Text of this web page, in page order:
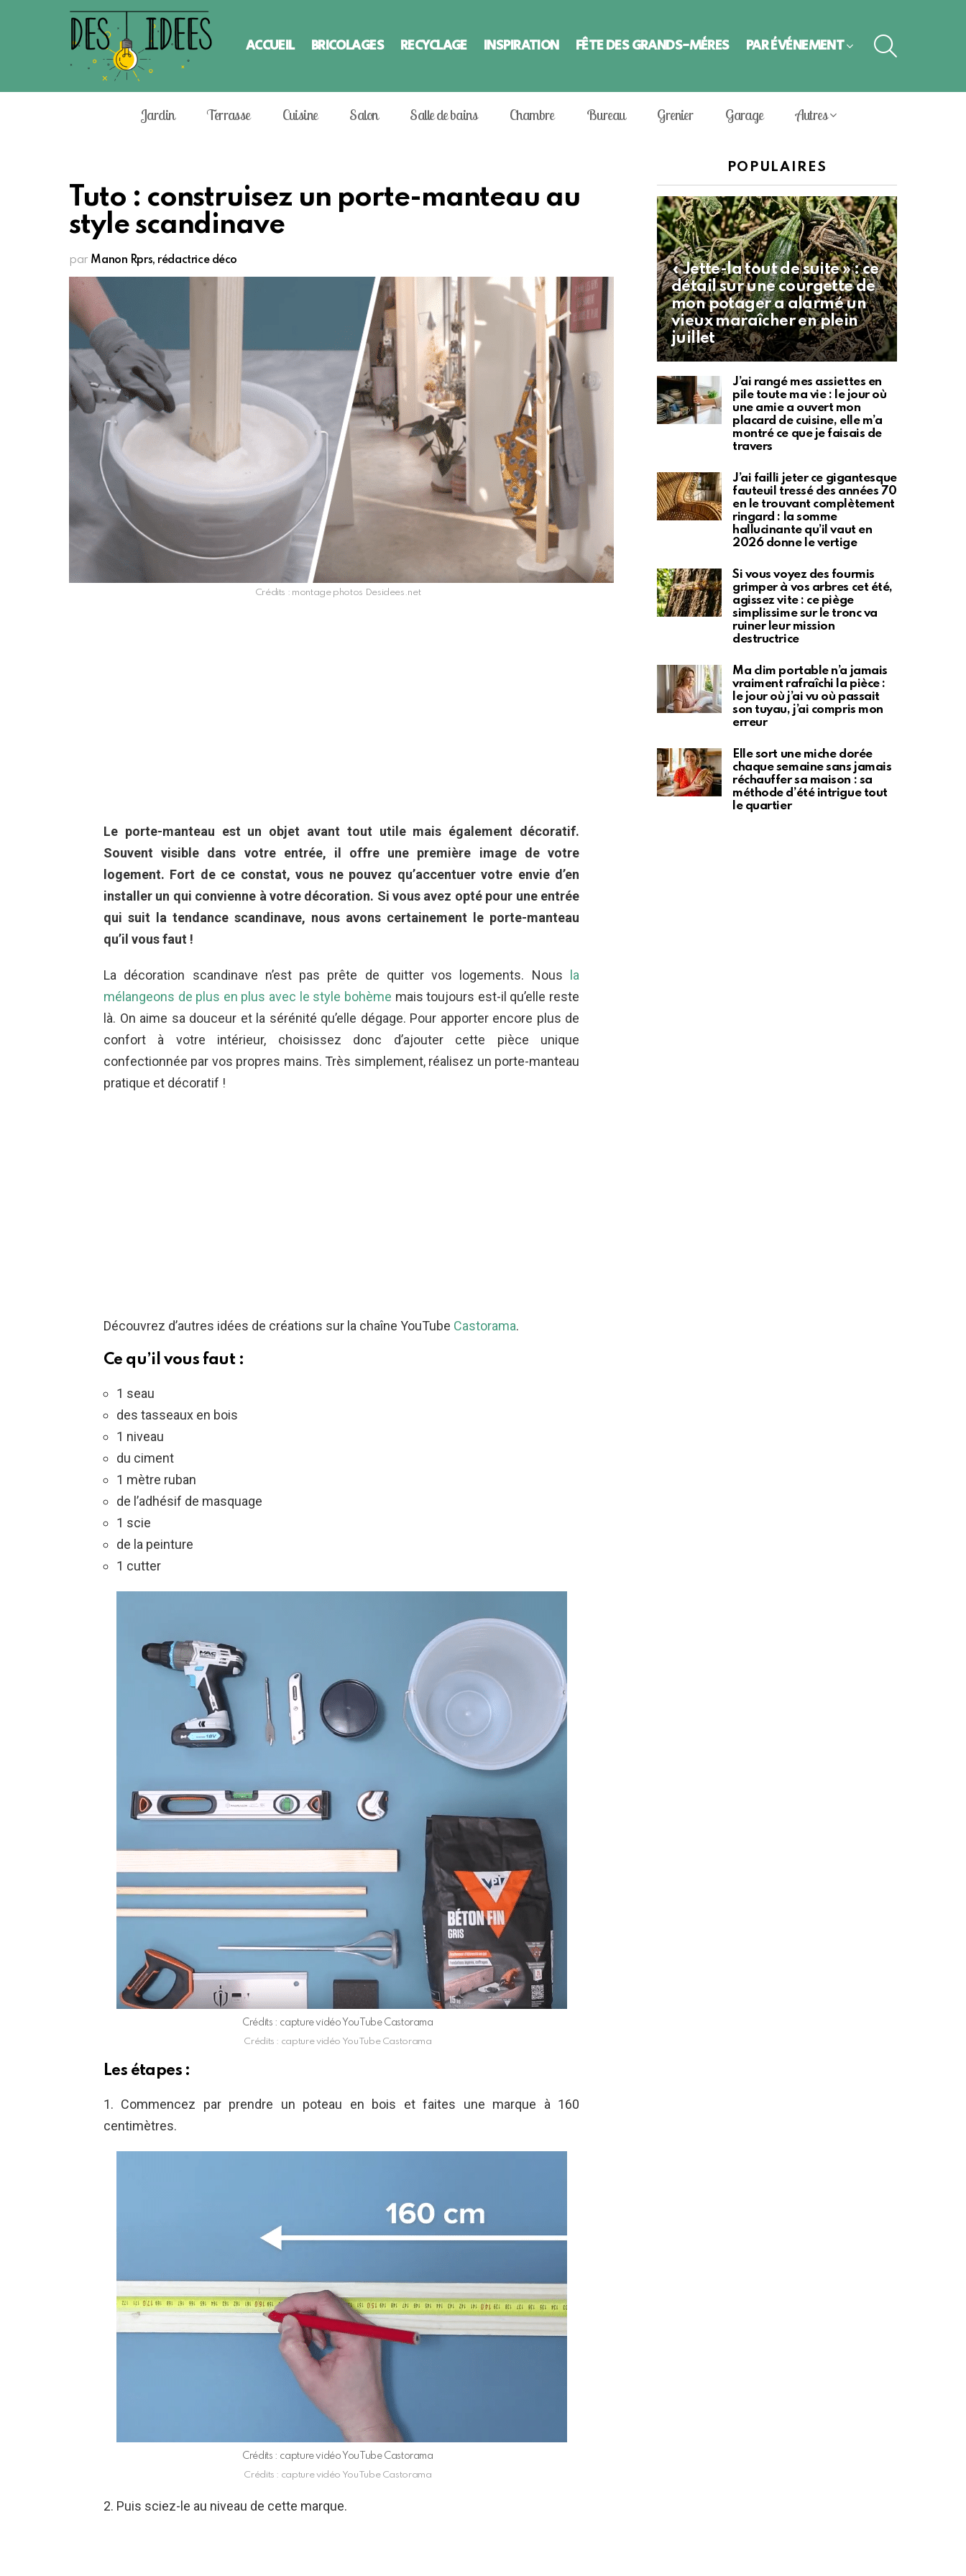
ACCUEIL BRICOLAGES RECYCLAGE INSPIRATION FÊTE DES GRANDS-MÈRES PAR ÉVÈNEMENT
Jardin Terrasse Cuisine Salon Salle de bains Chambre Bureau Grenier Garage Autres
Tuto : construisez un porte-manteau au
style scandinave
par Manon Rprs, rédactrice déco
Crédits : montage photos Desidees.net
Le porte-manteau est un objet avant tout utile mais également décoratif.
Souvent visible dans votre entrée, il offre une première image de votre
logement. Fort de ce constat, vous ne pouvez qu’accentuer votre envie d’en
installer un qui convienne à votre décoration. Si vous avez opté pour une entrée
qui suit la tendance scandinave, nous avons certainement le porte-manteau
qu’il vous faut !
La décoration scandinave n’est pas prête de quitter vos logements. Nous la
mélangeons de plus en plus avec le style bohème mais toujours est-il qu’elle reste
là. On aime sa douceur et la sérénité qu’elle dégage. Pour apporter encore plus de
confort à votre intérieur, choisissez donc d’ajouter cette pièce unique
confectionnée par vos propres mains. Très simplement, réalisez un porte-manteau
pratique et décoratif !
Découvrez d’autres idées de créations sur la chaîne YouTube Castorama.
Ce qu’il vous faut :
1 seau
des tasseaux en bois
1 niveau
du ciment
1 mètre ruban
de l’adhésif de masquage
1 scie
de la peinture
1 cutter
Crédits : capture vidéo YouTube Castorama
Crédits : capture vidéo YouTube Castorama
Les étapes :
1. Commencez par prendre un poteau en bois et faites une marque à 160
centimètres.
Crédits : capture vidéo YouTube Castorama
Crédits : capture vidéo YouTube Castorama
2. Puis sciez-le au niveau de cette marque.
POPULAIRES
« Jette-la tout de suite » : ce
détail sur une courgette de
mon potager a alarmé un
vieux maraîcher en plein
juillet
J’ai rangé mes assiettes en
pile toute ma vie : le jour où
une amie a ouvert mon
placard de cuisine, elle m’a
montré ce que je faisais de
travers
J’ai failli jeter ce gigantesque
fauteuil tressé des années 70
en le trouvant complètement
ringard : la somme
hallucinante qu’il vaut en
2026 donne le vertige
Si vous voyez des fourmis
grimper à vos arbres cet été,
agissez vite : ce piège
simplissime sur le tronc va
ruiner leur mission
destructrice
Ma clim portable n’a jamais
vraiment rafraîchi la pièce :
le jour où j’ai vu où passait
son tuyau, j’ai compris mon
erreur
Elle sort une miche dorée
chaque semaine sans jamais
réchauffer sa maison : sa
méthode d’été intrigue tout
le quartier